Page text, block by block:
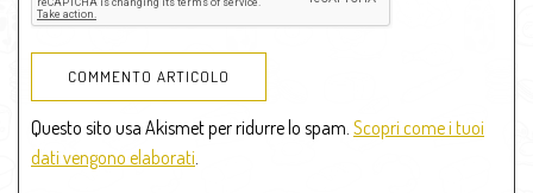
Questo sito usa Akismet per ridurre lo spam. Scopri come i tuoi
dati vengono elaborati.